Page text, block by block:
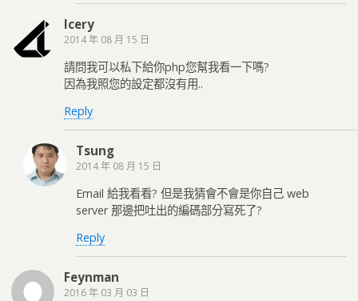
Icery
2014 年 08 月 15 日
請問我可以私下給你php您幫我看一下嗎?
因為我照您的設定都沒有用..
Reply
Tsung
2014 年 08 月 15 日
Email 給我看看? 但是我猜會不會是你自己 web
server 那邊把吐出的編碼部分寫死了?
Reply
Feynman
2016 年 03 月 03 日